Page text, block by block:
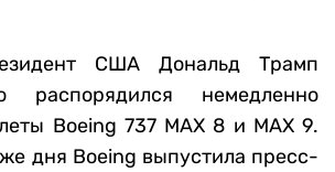
США Дональд Трамп
распорядился немедленно
Boeing 737 MAX 8 и MAX 9.
дня Boeing выпустила пресс-